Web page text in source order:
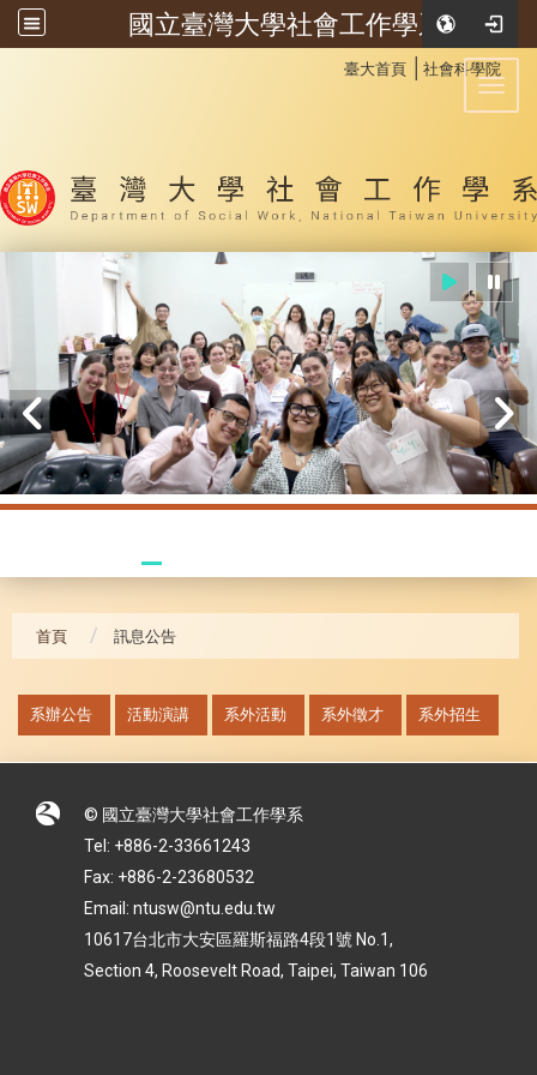
國立臺灣大學社會工作學系
臺大首頁 社會科學院
首頁 訊息公告
系辦公告 活動演講 系外活動 系外徵才 系外招生
© 國立臺灣大學社會工作學系
Tel: +886-2-33661243
Fax: +886-2-23680532
Email: ntusw@ntu.edu.tw
10617台北市大安區羅斯福路4段1號 No.1,
Section 4, Roosevelt Road, Taipei, Taiwan 106